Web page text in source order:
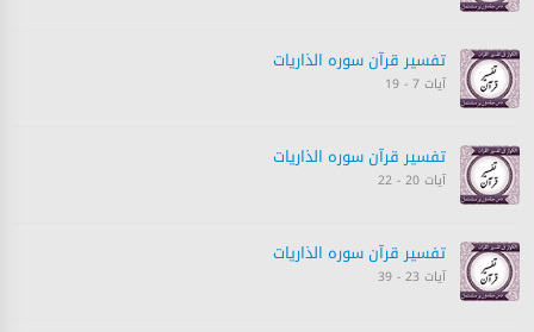
تفسیر قرآن سورہ ‎الذاريات
آیات 7 - 19
تفسیر قرآن سورہ ‎الذاريات
آیات 20 - 22
تفسیر قرآن سورہ ‎الذاريات
آیات 23 - 39